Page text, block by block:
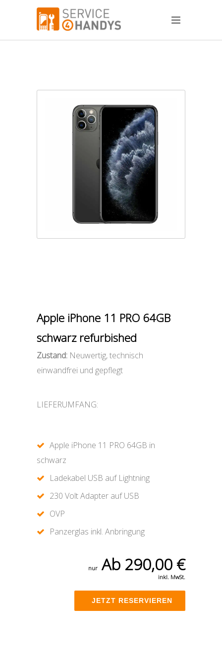
Apple iPhone 11 PRO 64GB
schwarz refurbished
Zustand: Neuwertig, technisch
einwandfrei und gepflegt
LIEFERUMFANG:
Apple iPhone 11 PRO 64GB in
schwarz
Ladekabel USB auf Lightning
230 Volt Adapter auf USB
OVP
Panzerglas inkl. Anbringung
nur Ab 290,00 €
inkl. MwSt.
JETZT RESERVIEREN